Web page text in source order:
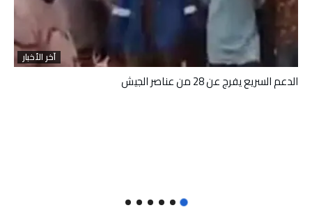
آخر الأخبار
الدعم السريع يفرج عن 28 من عناصر الجيش